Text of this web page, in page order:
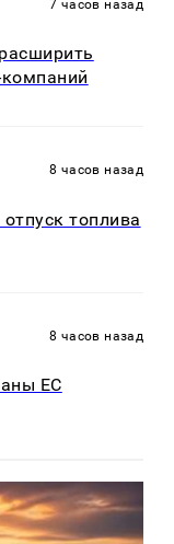
7 часов назад
8 часов назад
топлива
8 часов назад
ЕС